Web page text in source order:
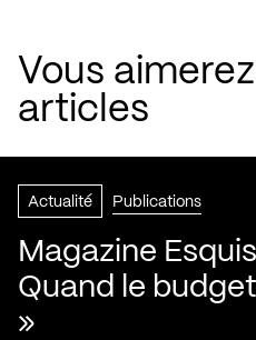
Vous
articles
Actualité Publications
Magazine
Quand le
»